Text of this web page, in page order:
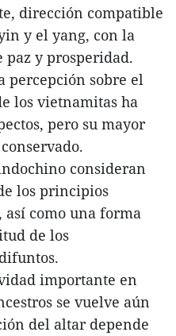
dirección compatible
y el yang, con la
paz y prosperidad.
percepción sobre el
los vietnamitas ha
pero su mayor
consideran
los principios
así como una forma
de los
importante en
se vuelve aún
del altar depende